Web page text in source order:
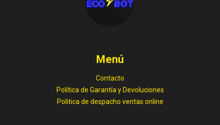
Menú
Contacto
Política de Garantía y Devoluciones
Politica de despacho ventas online